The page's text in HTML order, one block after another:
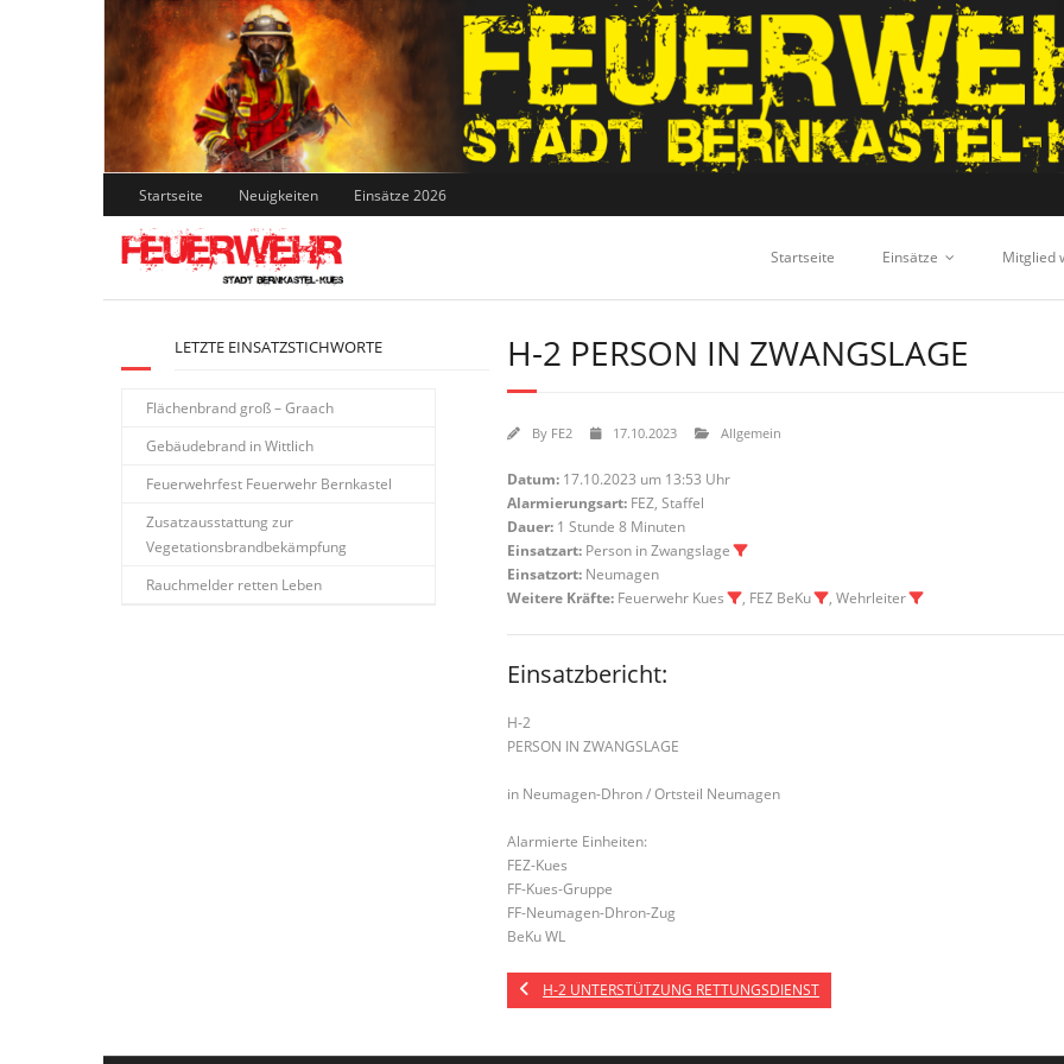
Skip
to
content
Startseite Neuigkeiten Einsätze 2026
Startseite Einsätze Mitglied
H-2 PERSON IN ZWANGSLAGE
By FE2 17.10.2023 Allgemein
Datum: 17.10.2023 um 13:53 Uhr
Alarmierungsart: FEZ, Staffel
Dauer: 1 Stunde 8 Minuten
Einsatzart: Person in Zwangslage
Einsatzort: Neumagen
Weitere Kräfte: Feuerwehr Kues , FEZ BeKu , Wehrleiter
Einsatzbericht:
H-2
PERSON IN ZWANGSLAGE
in Neumagen-Dhron / Ortsteil Neumagen
Alarmierte Einheiten:
FEZ-Kues
FF-Kues-Gruppe
FF-Neumagen-Dhron-Zug
BeKu WL
H-2 UNTERSTÜTZUNG RETTUNGSDIENST
LETZTE EINSATZSTICHWORTE
Flächenbrand groß – Graach
Gebäudebrand in Wittlich
Feuerwehrfest Feuerwehr Bernkastel
Zusatzausstattung zur
Vegetationsbrandbekämpfung
Rauchmelder retten Leben